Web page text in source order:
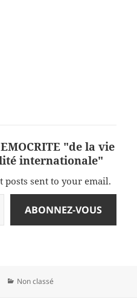
"de la vie
internationale"
posts sent to your email.
ABONNEZ-VOUS
Catégories
Non classé